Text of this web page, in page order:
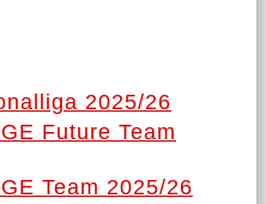
2025/26
Future Team
Team 2025/26